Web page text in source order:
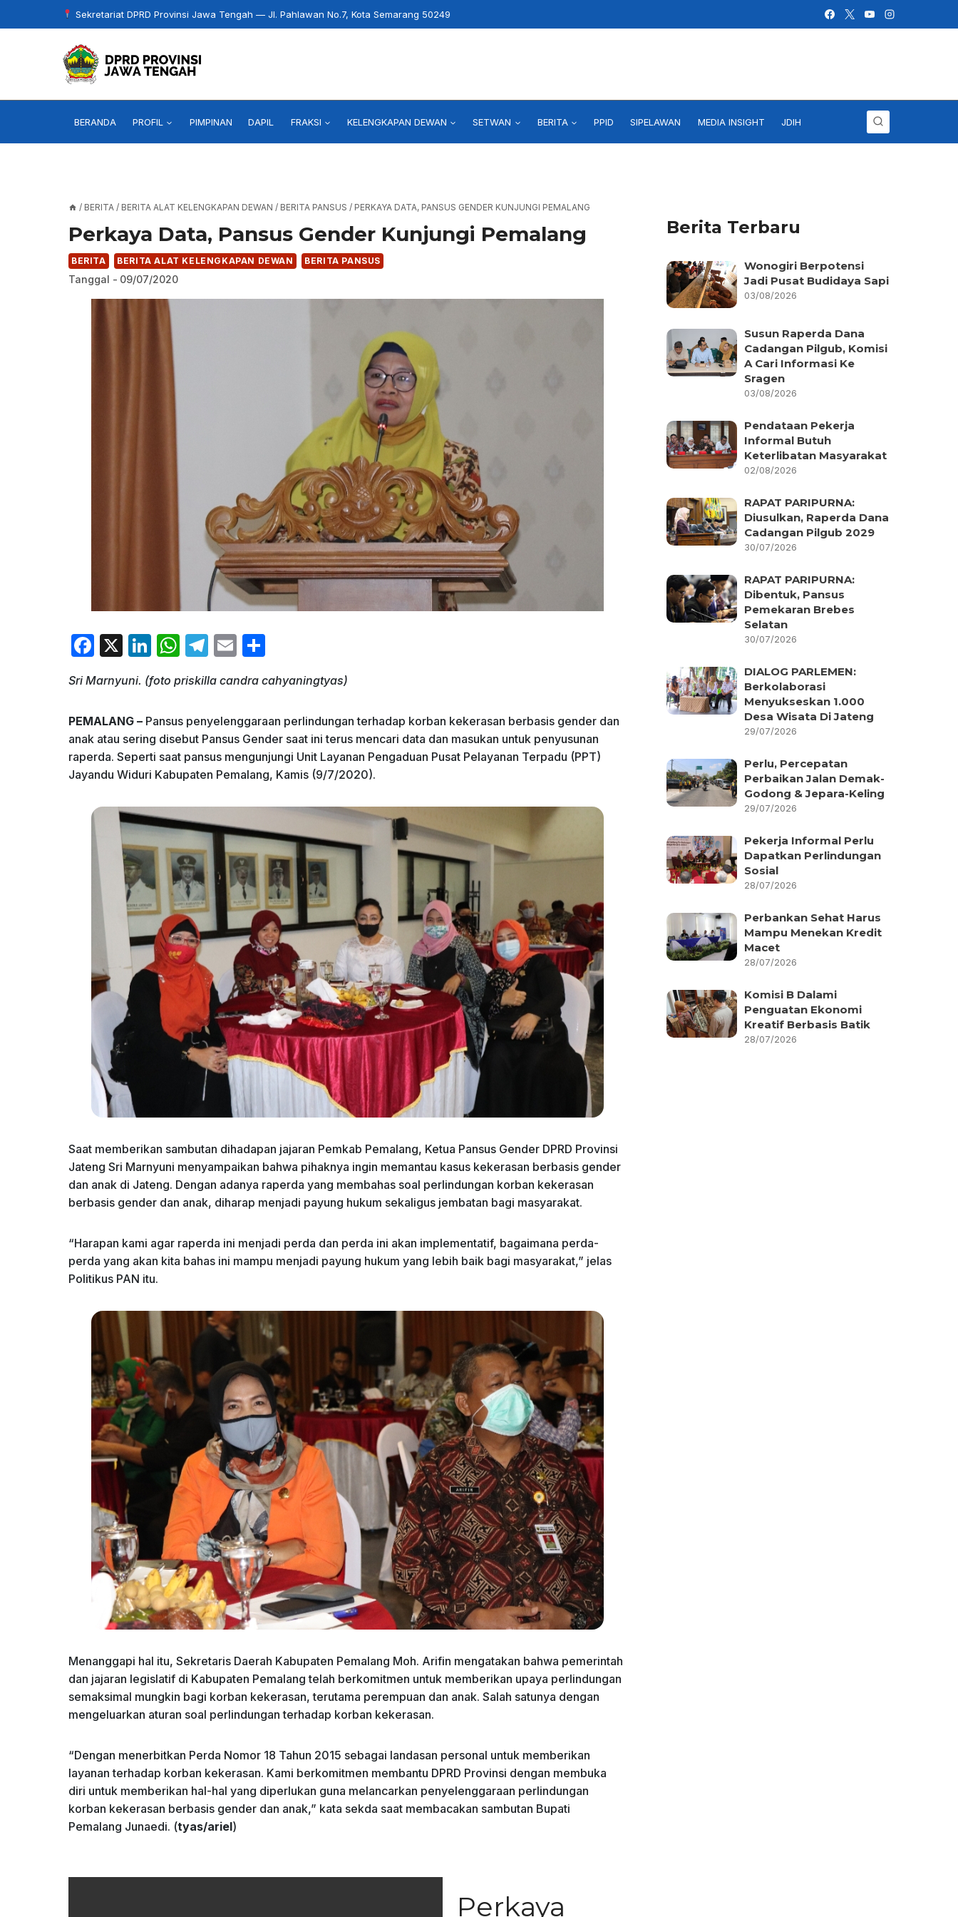
to
Sekretariat DPRD Provinsi Jawa Tengah — Jl. Pahlawan No.7, Kota Semarang 50249
BERANDA PROFIL PIMPINAN DAPIL FRAKSI KELENGKAPAN DEWAN SETWAN BERITA PPID SIPELAWAN MEDIA INSIGHT JDIH
/ BERITA / BERITA ALAT KELENGKAPAN DEWAN / BERITA PANSUS / PERKAYA DATA, PANSUS GENDER KUNJUNGI PEMALANG
Perkaya Data, Pansus Gender Kunjungi Pemalang
BERITA BERITA ALAT KELENGKAPAN DEWAN BERITA PANSUS
Tanggal - 09/07/2020
F
c
e
b
o
o
k
X
Li
k
e
dI
n
W
at
s
A
p
p
T
e
gr
a
m
E
ai
l
ar
e
Sri Marnyuni. (foto priskilla candra cahyaningtyas)
PEMALANG – Pansus penyelenggaraan perlindungan terhadap korban kekerasan berbasis gender dan
anak atau sering disebut Pansus Gender saat ini terus mencari data dan masukan untuk penyusunan
raperda. Seperti saat pansus mengunjungi Unit Layanan Pengaduan Pusat Pelayanan Terpadu (PPT)
Jayandu Widuri Kabupaten Pemalang, Kamis (9/7/2020).
Saat memberikan sambutan dihadapan jajaran Pemkab Pemalang, Ketua Pansus Gender DPRD Provinsi
Jateng Sri Marnyuni menyampaikan bahwa pihaknya ingin memantau kasus kekerasan berbasis gender
dan anak di Jateng. Dengan adanya raperda yang membahas soal perlindungan korban kekerasan
berbasis gender dan anak, diharap menjadi payung hukum sekaligus jembatan bagi masyarakat.
“Harapan kami agar raperda ini menjadi perda dan perda ini akan implementatif, bagaimana perda-
perda yang akan kita bahas ini mampu menjadi payung hukum yang lebih baik bagi masyarakat,” jelas
Politikus PAN itu.
Menanggapi hal itu, Sekretaris Daerah Kabupaten Pemalang Moh. Arifin mengatakan bahwa pemerintah
dan jajaran legislatif di Kabupaten Pemalang telah berkomitmen untuk memberikan upaya perlindungan
semaksimal mungkin bagi korban kekerasan, terutama perempuan dan anak. Salah satunya dengan
mengeluarkan aturan soal perlindungan terhadap korban kekerasan.
“Dengan menerbitkan Perda Nomor 18 Tahun 2015 sebagai landasan personal untuk memberikan
layanan terhadap korban kekerasan. Kami berkomitmen membantu DPRD Provinsi dengan membuka
diri untuk memberikan hal-hal yang diperlukan guna melancarkan penyelenggaraan perlindungan
korban kekerasan berbasis gender dan anak,” kata sekda saat membacakan sambutan Bupati
Pemalang Junaedi. (tyas/ariel)
Perkaya
Berita Terbaru
Wonogiri Berpotensi
Jadi Pusat Budidaya Sapi
03/08/2026
Susun Raperda Dana
Cadangan Pilgub, Komisi
A Cari Informasi Ke
Sragen
03/08/2026
Pendataan Pekerja
Informal Butuh
Keterlibatan Masyarakat
02/08/2026
RAPAT PARIPURNA:
Diusulkan, Raperda Dana
Cadangan Pilgub 2029
30/07/2026
RAPAT PARIPURNA:
Dibentuk, Pansus
Pemekaran Brebes
Selatan
30/07/2026
DIALOG PARLEMEN:
Berkolaborasi
Menyukseskan 1.000
Desa Wisata Di Jateng
29/07/2026
Perlu, Percepatan
Perbaikan Jalan Demak-
Godong & Jepara-Keling
29/07/2026
Pekerja Informal Perlu
Dapatkan Perlindungan
Sosial
28/07/2026
Perbankan Sehat Harus
Mampu Menekan Kredit
Macet
28/07/2026
Komisi B Dalami
Penguatan Ekonomi
Kreatif Berbasis Batik
28/07/2026